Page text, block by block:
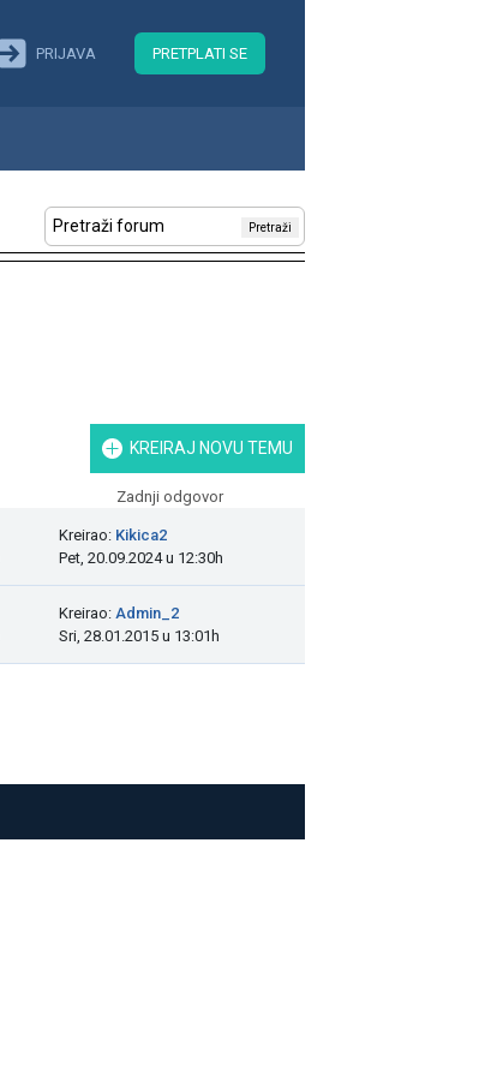
PRIJAVA PRETPLATI SE
Pretraži
KREIRAJ NOVU TEMU
Zadnji odgovor
Kreirao: Kikica2
Pet, 20.09.2024 u 12:30h
Kreirao: Admin_2
Sri, 28.01.2015 u 13:01h